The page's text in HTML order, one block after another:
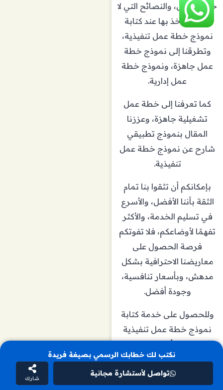
خطة العمل، والنصائح التي لا
بد من الأخذ بها عند كتابة
نموذج خطة عمل تنفيذية،
وتطرقنا إلى نموذج خطة
عمل جاهزة، ونموذج خطة
عمل إدارية.
كما تعرفنا إلى خطة عمل
تشغيلية جاهزة، وعززنا
المقال بنموذج تطبيقي
شارح عن نموذج خطة عمل
تنفيذية.
بإمكانكم أن تثقوا بنا تمام
الثقة بأننا الأفضل، والأسرع
في تسليم الخدمة، والأكثر
تفهمًا لأوضاعكم، فلا تفوتكم
فرصة الحصول على
معاريضنا الاحترافية بشكل
مدهش، وبأسعار تنافسية،
وجودة أفضل.
وللحصول على خدمة كتابة
نموذج خطة عمل تنفيذية
ومختلف أنواع النماذج
والطلبات، يمكنكم طلب
الخدمة مباشرة من خلال
نكتب لك خطابك الرسمي بصيغة فريدة
تواصل لأستشارة مجانية
شارك